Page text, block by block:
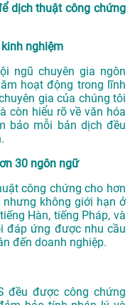
dịch thuật công chứng
nghiệm
ngũ chuyên gia ngôn
hoạt động trong lĩnh
gia của chúng tôi
còn hiểu rõ về văn hóa
bảo mỗi bản dịch đều
30 ngôn ngữ
công chứng cho hơn
không giới hạn ở
Hàn, tiếng Pháp, và
đáp ứng được nhu cầu
đến doanh nghiệp.
đều được công chứng